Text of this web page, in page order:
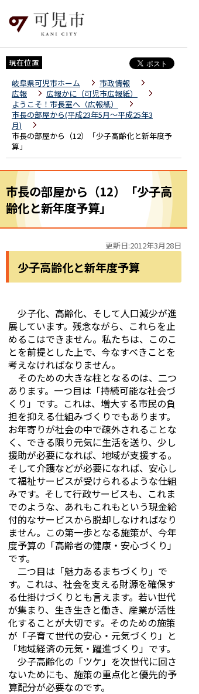
現在位置
岐阜県可児市ホーム
市政情報
広報
広報かに（可児市広報紙）
ようこそ！市長室へ（広報紙）
市長の部屋から(平成23年5月～平成25年3
月)
市長の部屋から（12）「少子高齢化と新年度予
算」
市長の部屋から（12）「少子高
齢化と新年度予算」
更新日:2012年3月28日
少子高齢化と新年度予算
少子化、高齢化、そして人口減少が進
展しています。残念ながら、これらを止
めるこはできません。私たちは、このこ
とを前提とした上で、今なすべきことを
考えなければなりません。
そのための大きな柱となるのは、二つ
あります。一つ目は「持続可能な社会づ
くり」です。これは、増大する市民の負
担を抑える仕組みづくりでもあります。
お年寄りが社会の中で疎外されることな
く、できる限り元気に生活を送り、少し
援助が必要になれば、地域が支援する。
そして介護などが必要になれば、安心し
て福祉サービスが受けられるような仕組
みです。そして行政サービスも、これま
でのような、あれもこれもという現金給
付的なサービスから脱却しなければなり
ません。この第一歩となる施策が、今年
度予算の「高齢者の健康・安心づくり」
です。
二つ目は「魅力あるまちづくり」で
す。これは、社会を支える財源を確保す
る仕掛けづくりとも言えます。若い世代
が集まり、生き生きと働き、産業が活性
化することが大切です。そのための施策
が「子育て世代の安心・元気づくり」と
「地域経済の元気・躍進づくり」です。
少子高齢化の「ツケ」を次世代に回さ
ないためにも、施策の重点化と優先的予
算配分が必要なのです。